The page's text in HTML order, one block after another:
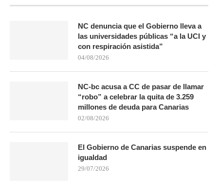
NC denuncia que el Gobierno lleva a
las universidades públicas “a la UCI y
con respiración asistida”
04/08/2026
NC-bc acusa a CC de pasar de llamar
“robo” a celebrar la quita de 3.259
millones de deuda para Canarias
02/08/2026
El Gobierno de Canarias suspende en
igualdad
29/07/2026